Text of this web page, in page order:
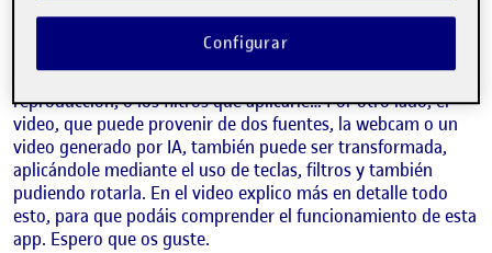
compuesto por una canción generada por IA, puede ser
controlado a través de un botón de Play y Stop y de sliders,
que gestionan aspectos como el volumen, la velocidad de
reproducción, o los filtros que aplicarle… Por otro lado, el
video, que puede provenir de dos fuentes, la webcam o un
video generado por IA, también puede ser transformada,
aplicándole mediante el uso de teclas, filtros y también
pudiendo rotarla. En el video explico más en detalle todo
esto, para que podáis comprender el funcionamiento de esta
app. Espero que os guste.
Configurar